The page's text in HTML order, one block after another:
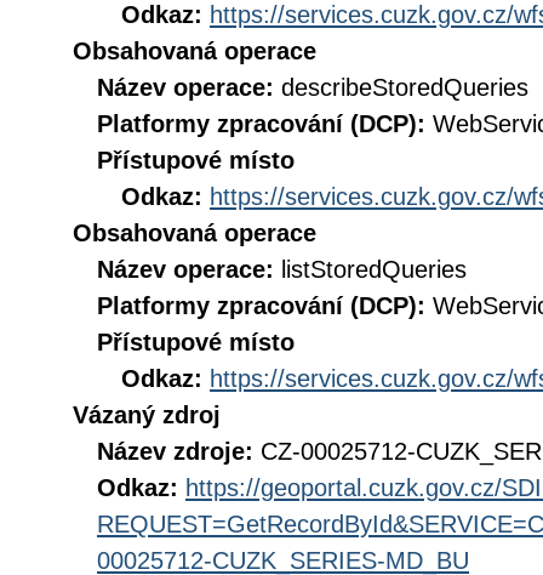
Odkaz: https://services.cuzk.gov.cz/
Obsahovaná operace
Název operace: describeStoredQueries
Platformy zpracování (DCP):
Přístupové místo
Odkaz: https://services.cuzk.gov.cz/
Obsahovaná operace
Název operace: listStoredQueries
Platformy zpracování (DCP):
Přístupové místo
Odkaz: https://services.cuzk.gov.cz/
Vázaný zdroj
Název zdroje: CZ-00025712-
Odkaz: https://geoportal.cuzk.gov.cz/
00025712-CUZK_SERIES-MD_BU